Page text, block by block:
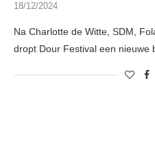
18/12/2024
Na Charlotte de Witte, SDM,
dropt Dour Festival een nieuwe